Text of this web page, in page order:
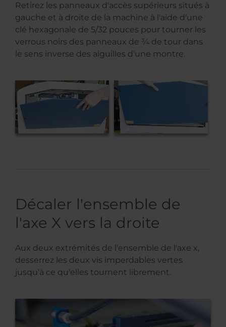
Retirez les panneaux d'accès supérieurs situés à
gauche et à droite de la machine à l'aide d'une
clé hexagonale de 5/32 pouces pour tourner les
verrous noirs des panneaux de ¾ de tour dans
le sens inverse des aiguilles d'une montre.
Décaler l'ensemble de
l'axe X vers la droite
Aux deux extrémités de l'ensemble de l'axe x,
desserrez les deux vis imperdables vertes
jusqu'à ce qu'elles tournent librement.